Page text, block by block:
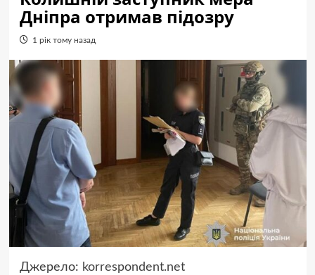
Дніпра отримав підозру
1 рік тому назад
Джерело: korrespondent.net